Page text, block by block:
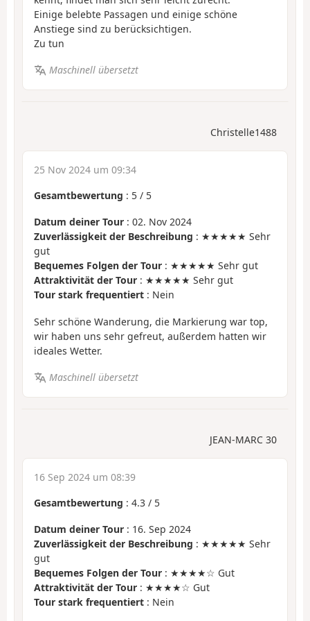
Einige belebte Passagen und einige schöne
Anstiege sind zu berücksichtigen.
Zu tun
Maschinell übersetzt
Christelle1488
25 Nov 2024 um 09:34
Gesamtbewertung : 5 / 5
Datum deiner Tour : 02. Nov 2024
Zuverlässigkeit der Beschreibung : ★★★★★ Sehr
gut
Bequemes Folgen der Tour : ★★★★★ Sehr gut
Attraktivität der Tour : ★★★★★ Sehr gut
Tour stark frequentiert : Nein
Sehr schöne Wanderung, die Markierung war top,
wir haben uns sehr gefreut, außerdem hatten wir
ideales Wetter.
Maschinell übersetzt
JEAN-MARC 30
16 Sep 2024 um 08:39
Gesamtbewertung : 4.3 / 5
Datum deiner Tour : 16. Sep 2024
Zuverlässigkeit der Beschreibung : ★★★★★ Sehr
gut
Bequemes Folgen der Tour : ★★★★☆ Gut
Attraktivität der Tour : ★★★★☆ Gut
Tour stark frequentiert : Nein